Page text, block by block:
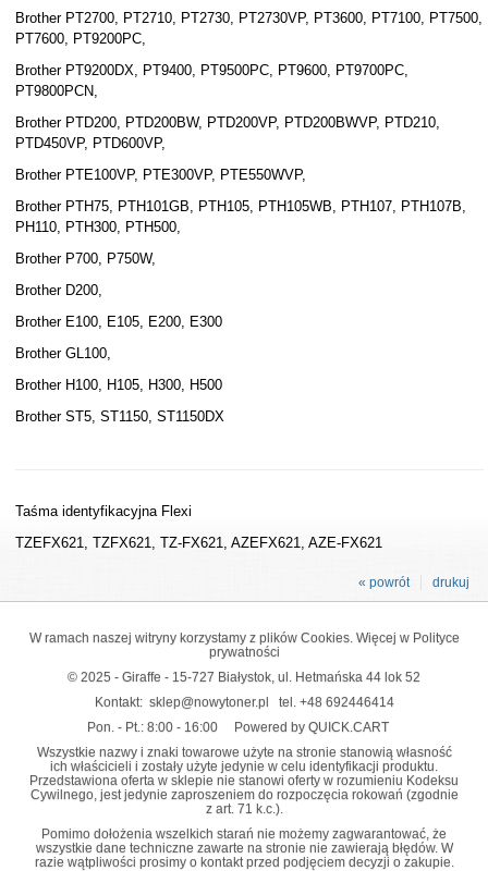
Brother PT2700, PT2710, PT2730, PT2730VP, PT3600, PT7100, PT7500,
PT7600, PT9200PC,
Brother PT9200DX, PT9400, PT9500PC, PT9600, PT9700PC,
PT9800PCN,
Brother PTD200, PTD200BW, PTD200VP, PTD200BWVP, PTD210,
PTD450VP, PTD600VP,
Brother PTE100VP, PTE300VP, PTE550WVP,
Brother PTH75, PTH101GB, PTH105, PTH105WB, PTH107, PTH107B,
PH110, PTH300, PTH500,
Brother P700, P750W,
Brother D200,
Brother E100, E105, E200, E300
Brother GL100,
Brother H100, H105, H300, H500
Brother ST5, ST1150, ST1150DX
Taśma identyfikacyjna Flexi
TZEFX621, TZFX621, TZ-FX621, AZEFX621, AZE-FX621
drukuj
« powrót
W ramach naszej witryny korzystamy z plików Cookies. Więcej w Polityce
prywatności
© 2025 - Giraffe - 15-727 Białystok, ul. Hetmańska 44 lok 52
Kontakt: sklep@nowytoner.pl tel. +48 692446414
Pon. - Pt.: 8:00 - 16:00
Powered by QUICK.CART
Wszystkie nazwy i znaki towarowe użyte na stronie stanowią własność
ich właścicieli i zostały użyte jedynie w celu identyfikacji produktu.
Przedstawiona oferta w sklepie nie stanowi oferty w rozumieniu Kodeksu
Cywilnego, jest jedynie zaproszeniem do rozpoczęcia rokowań (zgodnie
z art. 71 k.c.).
Pomimo dołożenia wszelkich starań nie możemy zagwarantować, że
wszystkie dane techniczne zawarte na stronie nie zawierają błędów. W
razie wątpliwości prosimy o kontakt przed podjęciem decyzji o zakupie.